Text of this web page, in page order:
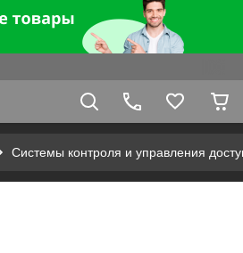
Системы контроля и управления